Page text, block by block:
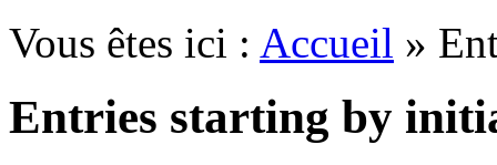
Vous êtes ici : Accueil »
Entries starting by